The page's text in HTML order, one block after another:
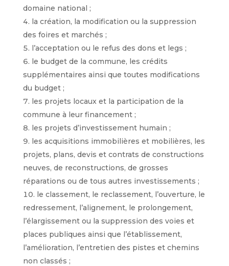
domaine national ;
la création, la modification ou la suppression
des foires et marchés ;
l’acceptation ou le refus des dons et legs ;
le budget de la commune, les crédits
supplémentaires ainsi que toutes modifications
du budget ;
les projets locaux et la participation de la
commune à leur financement ;
les projets d’investissement humain ;
les acquisitions immobilières et mobilières, les
projets, plans, devis et contrats de constructions
neuves, de reconstructions, de grosses
réparations ou de tous autres investissements ;
le classement, le reclassement, l’ouverture, le
redressement, l’alignement, le prolongement,
l’élargissement ou la suppression des voies et
places publiques ainsi que l’établissement,
l’amélioration, l’entretien des pistes et chemins
non classés ;